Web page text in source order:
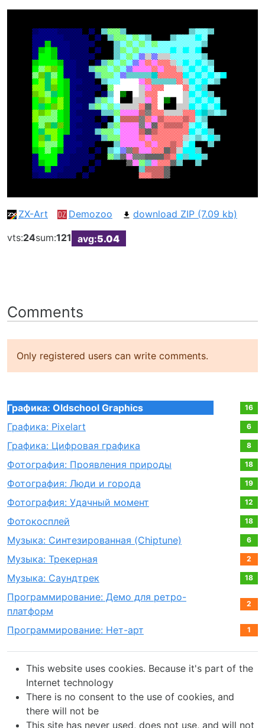
ZX-Art Demozoo
download ZIP (7.09 kb)
vts:24sum:121 avg:5.04
Comments
Only registered users can write comments.
Графика: Oldschool Graphics 16
Графика: Pixelart 6
Графика: Цифровая графика 8
Фотография: Проявления природы 18
Фотография: Люди и города 19
Фотография: Удачный момент 12
Фотокосплей 18
Музыка: Синтезированная (Chiptune) 6
Музыка: Трекерная 2
Музыка: Саундтрек 18
Программирование: Демо для ретро-
платформ
2
Программирование: Нет-арт 1
This website uses cookies. Because it's part of the
Internet technology
There is no consent to the use of cookies, and
there will not be
This site has never used, does not use, and will not